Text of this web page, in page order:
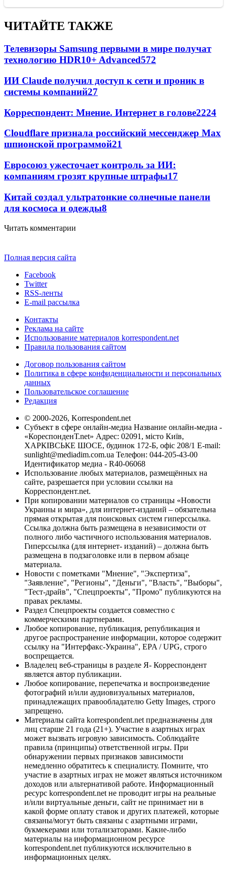
ЧИТАЙТЕ ТАКЖЕ
Телевизоры Samsung первыми в мире получат
технологию HDR10+ Advanced572
ИИ Claude получил доступ к сети и проник в
системы компаний27
Корреспондент: Мнение. Интернет в голове2224
Cloudflare признала российский мессенджер Мах
шпионской программой21
Евросоюз ужесточает контроль за ИИ:
компаниям грозят крупные штрафы17
Китай создал ультратонкие солнечные панели
для космоса и одежды8
Читать комментарии
Полная версия сайта
Facebook
Twitter
RSS-ленты
E-mail рассылка
Контакты
Реклама на сайте
Использование материалов korrespondent.net
Правила пользования сайтом
Договор пользования сайтом
Политика в сфере конфиденциальности и персональных
данных
Пользовательское соглашение
Редакция
© 2000-2026, Korrespondent.net
Субъект в сфере онлайн-медиа Название онлайн-медиа -
«КореспонденТ.net» Адрес: 02091, місто Київ,
ХАРКІВСЬКЕ ШОСЕ, будинок 172-Б, офіс 208/1 E-mail:
sunlight@mediadim.com.ua Телефон: 044-205-43-00
Идентификатор медиа - R40-06068
Использование любых материалов, размещённых на
сайте, разрешается при условии ссылки на
Корреспондент.net.
При копировании материалов со страницы «Новости
Украины и мира», для интернет-изданий – обязательна
прямая открытая для поисковых систем гиперссылка.
Ссылка должна быть размещена в независимости от
полного либо частичного использования материалов.
Гиперссылка (для интернет- изданий) – должна быть
размещена в подзаголовке или в первом абзаце
материала.
Новости с пометками "Мнение", "Экспертиза",
"Заявление", "Регионы", "Деньги", "Власть", "Выборы",
"Тест-драйв", "Спецпроекты", "Промо" публикуются на
правах рекламы.
Раздел Спецпроекты создается совместно с
коммерческими партнерами.
Любое копирование, публикация, републикация и
другое распространение информации, которое содержит
ссылку на "Интерфакс-Украина", EPA / UPG, строго
воспрещается.
Владелец веб-страницы в разделе Я- Корреспондент
является автор публикации.
Любое копирование, перепечатка и воспроизведение
фотографий и/или аудиовизуальных материалов,
принадлежащих правообладателю Getty Images, строго
запрещено.
Материалы сайта korrespondent.net предназначены для
лиц старше 21 года (21+). Участие в азартных играх
может вызвать игровую зависимость. Соблюдайте
правила (принципы) ответственной игры. При
обнаружении первых признаков зависимости
немедленно обратитесь к специалисту. Помните, что
участие в азартных играх не может являться источником
доходов или альтернативой работе. Информационный
ресурс korrespondent.net не проводит игры на реальные
и/или виртуальные деньги, сайт не принимает ни в
какой форме оплату ставок и других платежей, которые
связаны/могут быть связаны с азартными играми,
букмекерами или тотализаторами. Какие-либо
материалы на информационном ресурсе
korrespondent.net публикуются исключительно в
информационных целях.